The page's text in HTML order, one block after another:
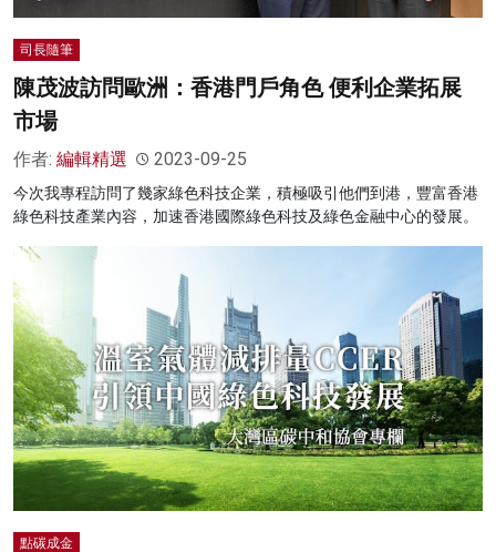
司長隨筆
陳茂波訪問歐洲：香港門戶角色 便利企業拓展
市場
作者: 編輯精選 2023-09-25
今次我專程訪問了幾家綠色科技企業，積極吸引他們到港，豐富香港
綠色科技產業內容，加速香港國際綠色科技及綠色金融中心的發展。
點碳成金